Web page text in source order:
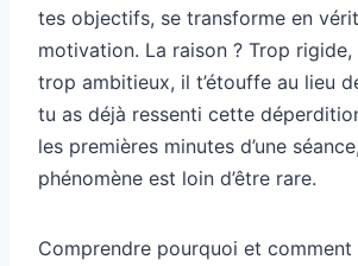
tes objectifs, se transforme en
motivation. La raison ? Trop
trop ambitieux, il t’étouffe au lieu
tu as déjà ressenti cette
les premières minutes d’une
phénomène est loin d’être rare.
Comprendre pourquoi et